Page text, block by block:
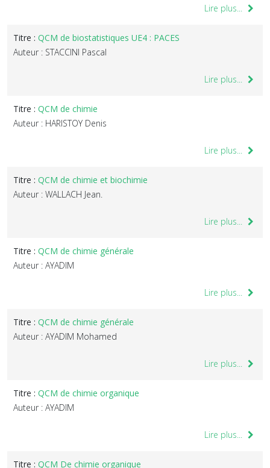
Lire plus...
Titre : QCM de biostatistiques UE4 : PACES
Auteur : STACCINI Pascal
Lire plus...
Titre : QCM de chimie
Auteur : HARISTOY Denis
Lire plus...
Titre : QCM de chimie et biochimie
Auteur : WALLACH Jean.
Lire plus...
Titre : QCM de chimie générale
Auteur : AYADIM
Lire plus...
Titre : QCM de chimie générale
Auteur : AYADIM Mohamed
Lire plus...
Titre : QCM de chimie organique
Auteur : AYADIM
Lire plus...
Titre : QCM De chimie organique